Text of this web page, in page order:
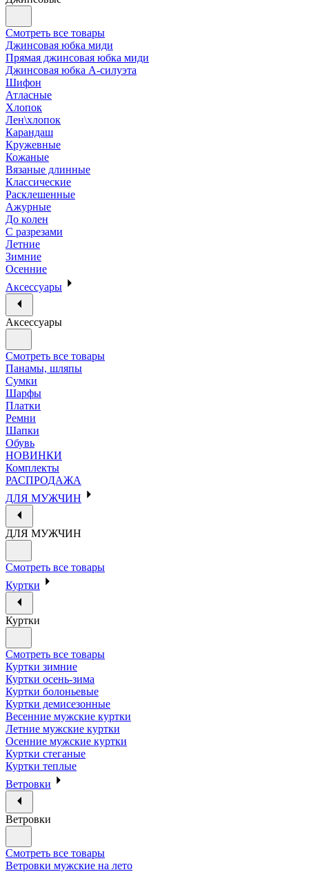
Смотреть все товары
Джинсовая юбка миди
Прямая джинсовая юбка миди
Джинсовая юбка А-силуэта
Шифон
Атласные
Хлопок
Лен\хлопок
Карандаш
Кружевные
Кожаные
Вязаные длинные
Классические
Расклешенные
Ажурные
До колен
С разрезами
Летние
Зимние
Осенние
Аксессуары
Аксессуары
Смотреть все товары
Панамы, шляпы
Сумки
Шарфы
Платки
Ремни
Шапки
Обувь
НОВИНКИ
Комплекты
РАСПРОДАЖА
ДЛЯ МУЖЧИН
ДЛЯ МУЖЧИН
Смотреть все товары
Куртки
Куртки
Смотреть все товары
Куртки зимние
Куртки осень-зима
Куртки болоньевые
Куртки демисезонные
Весенние мужские куртки
Летние мужские куртки
Осенние мужские куртки
Куртки стеганые
Куртки теплые
Ветровки
Ветровки
Смотреть все товары
Ветровки мужские на лето